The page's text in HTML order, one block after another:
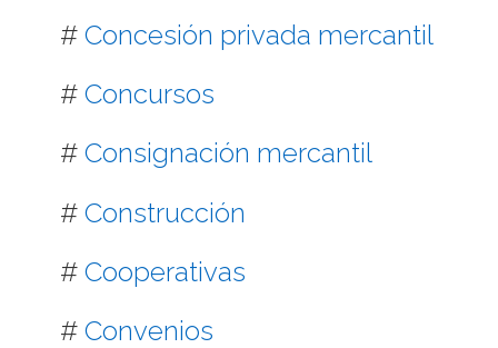
# Concesión privada mercantil
# Concursos
# Consignación mercantil
# Construcción
# Cooperativas
# Convenios